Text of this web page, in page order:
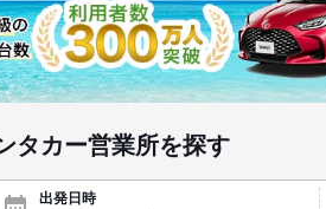
タカー営業所を探す
出発日時